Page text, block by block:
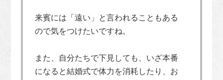
来賓には「遠い」と言われることもある
ので気をつけたいですね。
また、自分たちで下見しても、いざ本番
になると結婚式で体力を消耗したり、お